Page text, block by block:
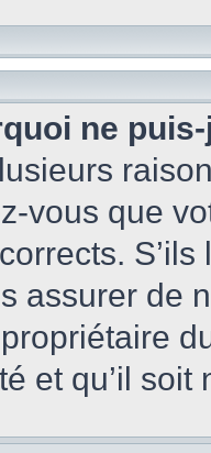
ne
vous que
assurer de
et qu’il